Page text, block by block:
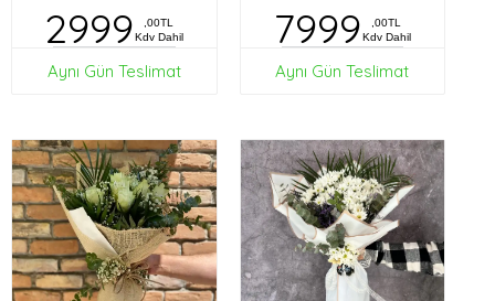
2999
,00TL
Kdv Dahil
Aynı Gün Teslimat
7999
,00TL
Kdv Dahil
Aynı Gün Teslimat